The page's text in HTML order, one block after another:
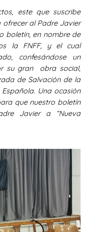
este que suscribe
al Padre Javier
boletín, en nombre de
la FNFF, y el cual
confesándose un
su gran obra social,
de Salvación de la
Una ocasión
que nuestro boletín
Javier a “Nueva